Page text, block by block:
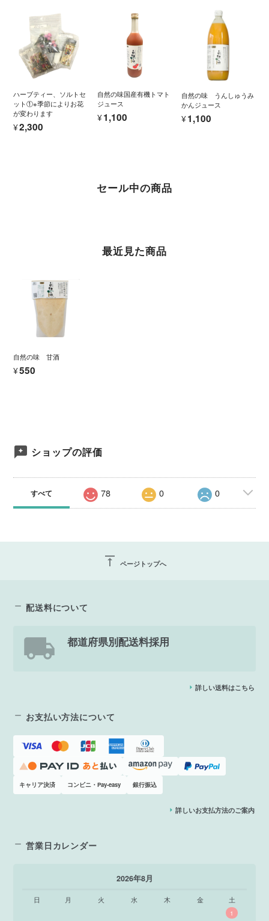
ハーブティー、ソルトセ
ット①※季節によりお花
が変わります
¥2,300
自然の味国産有機トマト
ジュース
¥1,100
自然の味 うんしゅうみ
かんジュース
¥1,100
セール中の商品
最近見た商品
自然の味 甘酒
¥550
ショップの評価
すべて 78 0 0
vertical_align_top ページトップへ
配送料について
都道府県別配送料採用
詳しい送料はこちら
お支払い方法について
キャリア決済 コンビニ・Pay-easy 銀行振込
詳しいお支払方法のご案内
営業日カレンダー
2026年8月
日 月 火 水 木 金 土
1